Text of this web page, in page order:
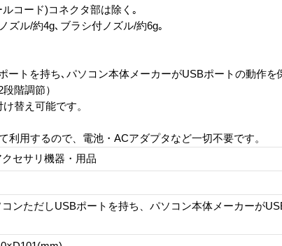
コード)コネクタ部は除く｡
ズル/約4g､ブラシ付ノズル/約6g｡
ートを持ち､パソコン本体メーカーがUSBポートの動作を
階調節）
替え可能です。
利用するので、電池・ACアダプタなど一切不要です。
セサリ機器・用品
ンただしUSBポートを持ち、パソコン本体メーカーが